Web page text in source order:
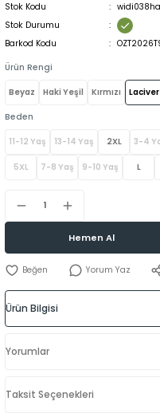
Stok Kodu
Stok Durumu
Barkod Kodu
Ürün Rengi
Beyaz Haki Yeşil Kırmızı
Beden
11-12 Yaş 13-14 Yaş 2XL 3-4
5XL 7-8 Yaş 9-10 Yaş L
Hemen Al
Yorum Yaz
Ürün Bilgisi
Yorumlar
Taksit Seçenekleri